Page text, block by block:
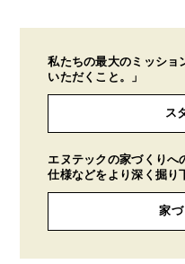
私たちの最大のミッショ
いただくこと。」
ス
エヌテックの家づくりへ
仕様などをより深く掘り
家